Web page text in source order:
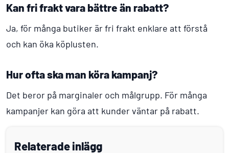
Kan fri frakt vara bättre än rabatt?
Ja, för många butiker är fri frakt enklare att förstå
och kan öka köplusten.
Hur ofta ska man köra kampanj?
Det beror på marginaler och målgrupp. För många
kampanjer kan göra att kunder väntar på rabatt.
Relaterade inlägg